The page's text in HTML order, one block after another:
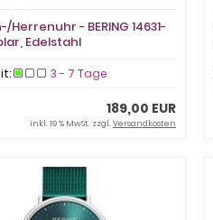
Herrenuhr - BERING 14631-
Edelstahl
3 - 7 Tage
189,00 EUR
inkl. 19 % MwSt. zzgl.Versandkosten